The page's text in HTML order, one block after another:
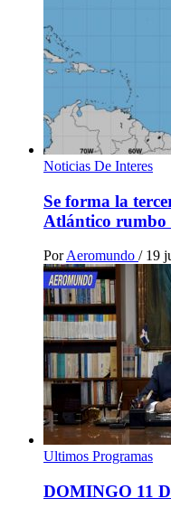
Noticias De Interes
Se forma la
Atlántico rumbo
Por Aeromundo / 19
Ultimos Programas
DOMINGO 11